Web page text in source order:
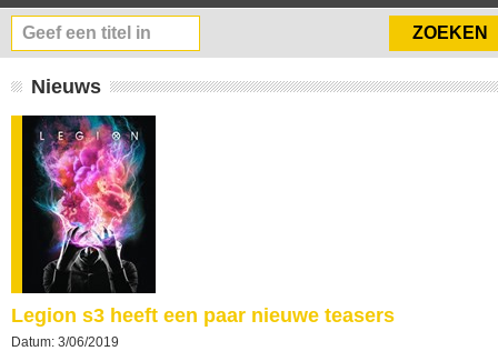
Nieuws
Legion s3 heeft een paar nieuwe teasers
Datum: 3/06/2019